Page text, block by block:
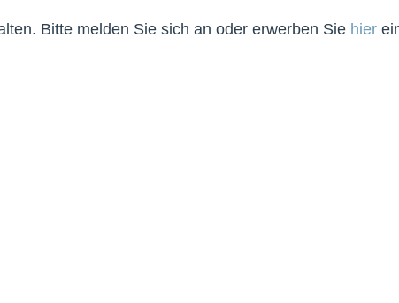
Bitte melden Sie sich an oder erwerben Sie hier